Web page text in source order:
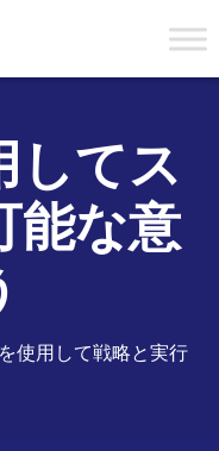
してス
能な意
使用して戦略と実行